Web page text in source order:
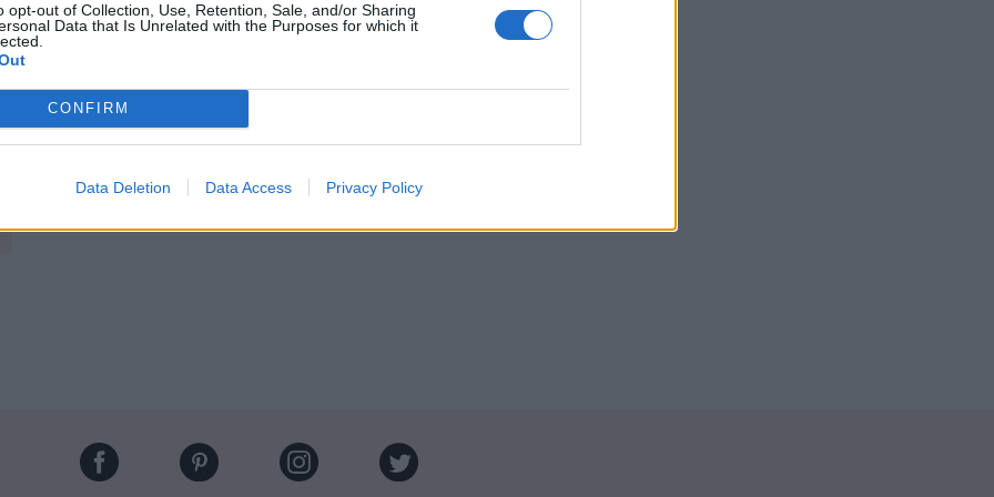
opt-out of Collection, Use, Retention, Sale, and/or Sharing
Data that Is Unrelated with the Purposes for which it
CONFIRM
Data Deletion Data Access Privacy Policy
les 2 minutes, du coup vous ne savez plus trop si
astronaute-coiffeur-institutrice-
présidente, et vous laissez tomber l’inscription
quand vous devez vous taper 6h d’avion